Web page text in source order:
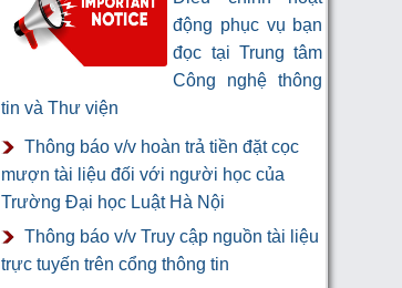
động phục vụ bạn
đọc tại Trung tâm
Công nghệ thông
tin và Thư viện
Thông báo v/v hoàn trả tiền đặt cọc
mượn tài liệu đối với người học của
Trường Đại học Luật Hà Nội
Thông báo v/v Truy cập nguồn tài liệu
trực tuyến trên cổng thông tin